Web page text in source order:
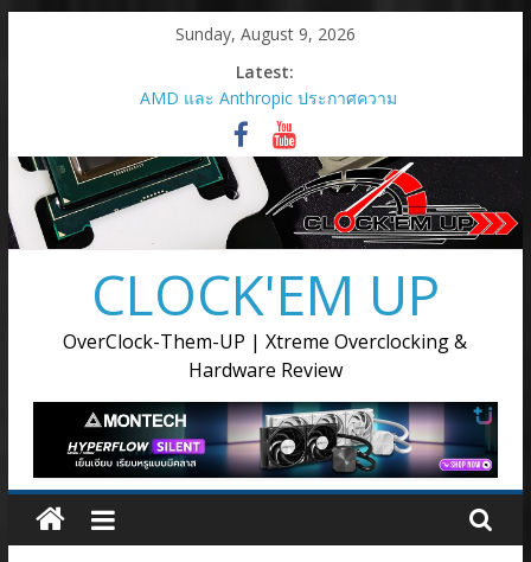
Sunday, August 9, 2026
Latest:
AMD และ Anthropic ประกาศความ
ร่วมมือเชิงกลยุทธ์เพื่อเปิดใช้กราฟิก
การ์ด AMD Instinct MI450 Series
สูงสุด 2 กิกะวัตต์
AMD เปิดตัวกราฟิกการ์ด Radeon RX
9050
เมื่อการ์ดจอไม่ได้มีหน้าที่แค่เรนเดอร์
ภาพ แต่ต้องขับเคลื่อนทุกขั้นตอนของ
การสร้างสรรค์
AMD เปิดตัวโซลูชันการประมวลผล
แบบครบวงจรสำหรับยุค Agentic AI ณ
งาน Advancing AI 2026
Supermicro แต่งตั้ง Ascenti เป็น
ตัวแทนจำหน่ายอย่างเป็นทางการ
พร้อมลุยตลาด AI Infrastructure ขุม
พลังประมวลผล AI ตั้งแต่ระดับเริ่มต้น
CLOCK'EM UP
OverClock-Them-UP | Xtreme Overclocking &
Hardware Review